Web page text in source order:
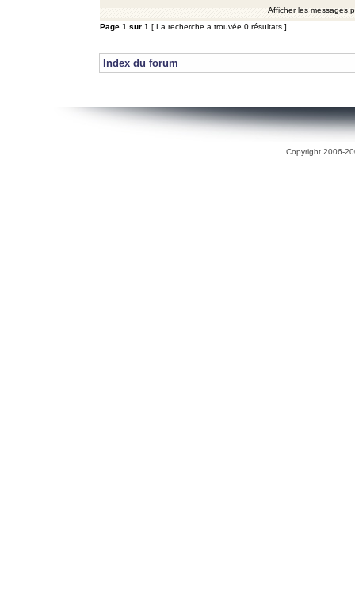
Afficher les messages
Page 1 sur 1 [ La recherche a trouvée 0 résultats ]
Index du forum
Copyright 2006-